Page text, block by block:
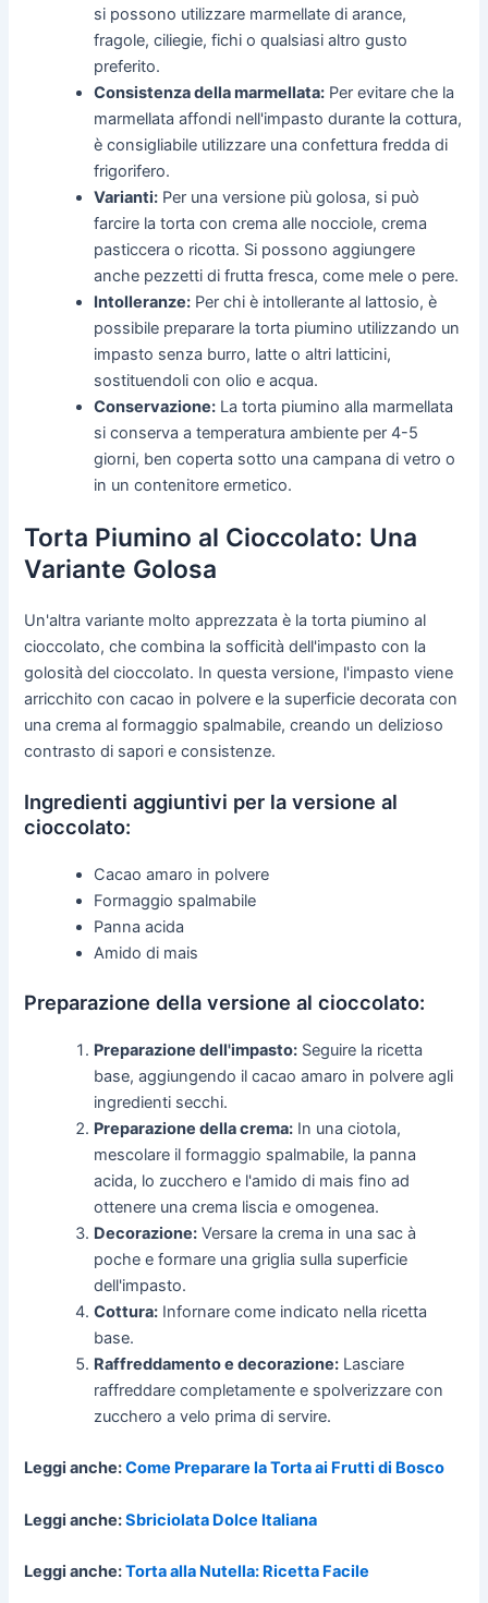
si possono utilizzare marmellate di arance,
fragole, ciliegie, fichi o qualsiasi altro gusto
preferito.
Consistenza della marmellata: Per evitare che la
marmellata affondi nell'impasto durante la cottura,
è consigliabile utilizzare una confettura fredda di
frigorifero.
Varianti: Per una versione più golosa, si può
farcire la torta con crema alle nocciole, crema
pasticcera o ricotta. Si possono aggiungere
anche pezzetti di frutta fresca, come mele o pere.
Intolleranze: Per chi è intollerante al lattosio, è
possibile preparare la torta piumino utilizzando un
impasto senza burro, latte o altri latticini,
sostituendoli con olio e acqua.
Conservazione: La torta piumino alla marmellata
si conserva a temperatura ambiente per 4-5
giorni, ben coperta sotto una campana di vetro o
in un contenitore ermetico.
Torta Piumino al Cioccolato: Una
Variante Golosa
Un'altra variante molto apprezzata è la torta piumino al
cioccolato, che combina la sofficità dell'impasto con la
golosità del cioccolato. In questa versione, l'impasto viene
arricchito con cacao in polvere e la superficie decorata con
una crema al formaggio spalmabile, creando un delizioso
contrasto di sapori e consistenze.
Ingredienti aggiuntivi per la versione al
cioccolato:
Cacao amaro in polvere
Formaggio spalmabile
Panna acida
Amido di mais
Preparazione della versione al cioccolato:
Preparazione dell'impasto: Seguire la ricetta
base, aggiungendo il cacao amaro in polvere agli
ingredienti secchi.
Preparazione della crema: In una ciotola,
mescolare il formaggio spalmabile, la panna
acida, lo zucchero e l'amido di mais fino ad
ottenere una crema liscia e omogenea.
Decorazione: Versare la crema in una sac à
poche e formare una griglia sulla superficie
dell'impasto.
Cottura: Infornare come indicato nella ricetta
base.
Raffreddamento e decorazione: Lasciare
raffreddare completamente e spolverizzare con
zucchero a velo prima di servire.
Leggi anche:Come Preparare la Torta ai Frutti di Bosco
Leggi anche:Sbriciolata Dolce Italiana
Leggi anche:Torta alla Nutella: Ricetta Facile